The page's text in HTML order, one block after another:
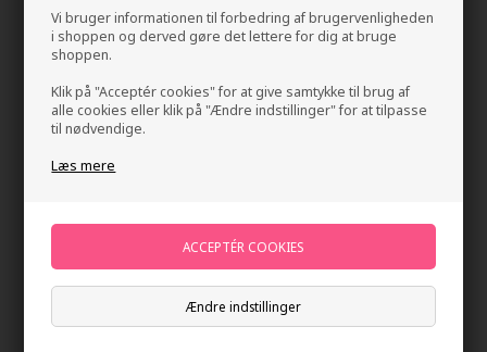
Vi bruger informationen til forbedring af brugervenligheden
i shoppen og derved gøre det lettere for dig at bruge
shoppen.
Klik på "Acceptér cookies" for at give samtykke til brug af
alle cookies eller klik på "Ændre indstillinger" for at tilpasse
til nødvendige.
Læs mere
Ændre indstillinger
IdHAIR Curly Xclusive Protein Conditioner 1000ml
389,25DKK